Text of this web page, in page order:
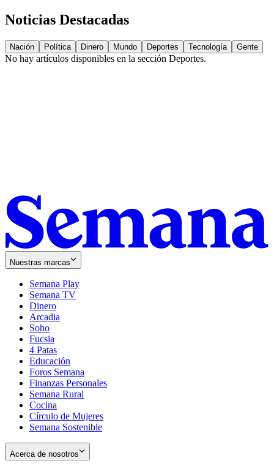
Noticias Destacadas
Nación Política Dinero Mundo Deportes Tecnología Gente
No hay artículos disponibles en la sección Deportes.
Nuestras marcas
Semana Play
Semana TV
Dinero
Arcadia
Soho
in
new
window
Fucsia
in
new
window
4 Patas
Educación
Foros Semana
Finanzas Personales
Semana Rural
Cocina
Círculo de Mujeres
Semana Sostenible
Acerca de nosotros